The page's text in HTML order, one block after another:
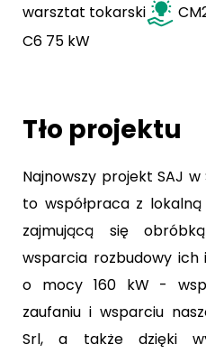
warsztat tokarski
C6 75 kW
Tło projektu
Najnowszy projekt SAJ
to współpraca z
zajmującą się
wsparcia rozbudowy
o mocy 160 kW -
zaufaniu i wsparciu
Srl, a także dzięki